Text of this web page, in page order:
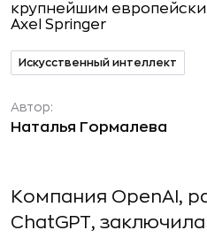
Искусственный интеллект
Автор:
Наталья Гормалева
Компания OpenAI,
ChatGPT,